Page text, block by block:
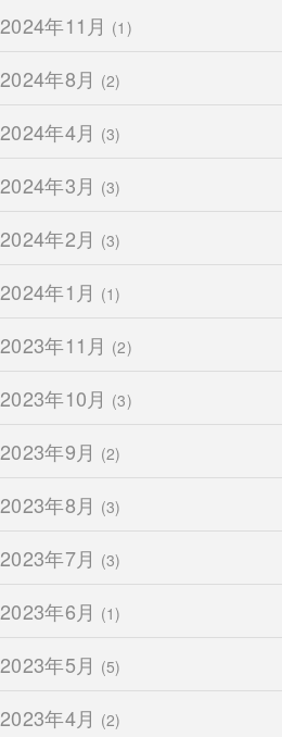
2024年11月 (1)
2024年8月 (2)
2024年4月 (3)
2024年3月 (3)
2024年2月 (3)
2024年1月 (1)
2023年11月 (2)
2023年10月 (3)
2023年9月 (2)
2023年8月 (3)
2023年7月 (3)
2023年6月 (1)
2023年5月 (5)
2023年4月 (2)